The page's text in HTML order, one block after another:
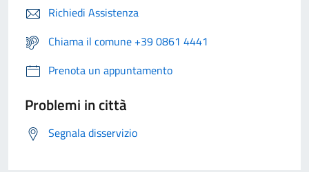
Richiedi Assistenza
Chiama il comune +39 0861 4441
Prenota un appuntamento
Problemi in città
Segnala disservizio